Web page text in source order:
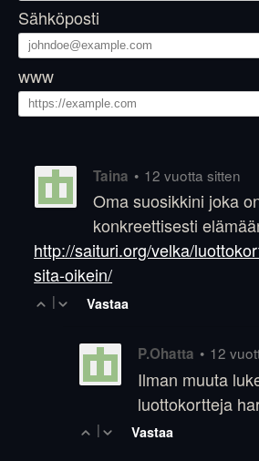
Sähköposti
www
Taina • 12 vuotta sitten
Oma suosikkini joka
konkreettisesti
http://saituri.org/velka/
sita-oikein/
| Vastaa
P.Ohatta • 12
Ilman muuta
luottokortteja
| Vastaa